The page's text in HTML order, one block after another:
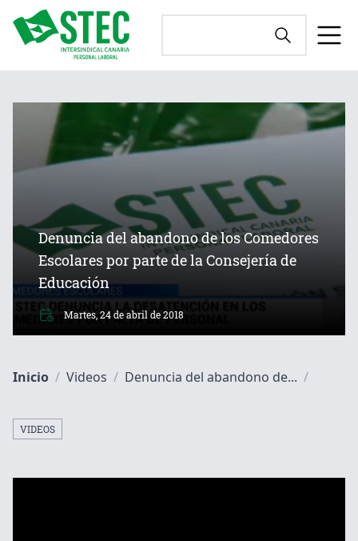
Denuncia del abandono de los Comedores
Escolares por parte de la Consejería de
Educación
Martes, 24 de abril de 2018
Inicio / Videos / Denuncia del abandono de... /
VIDEOS